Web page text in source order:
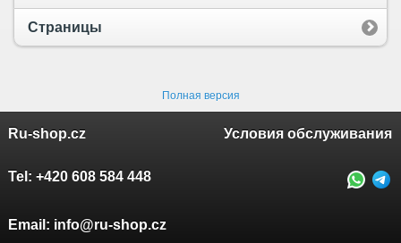
Страницы
Полная версия
Ru-shop.cz Условия обслуживания
Tel: +420 608 584 448
Email: info@ru-shop.cz